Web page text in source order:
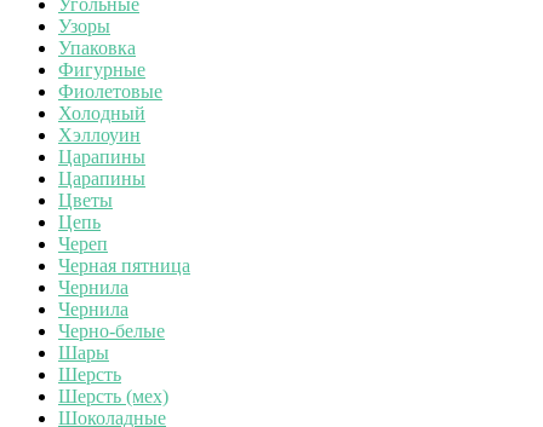
Узоры
Упаковка
Фигурные
Фиолетовые
Холодный
Хэллоуин
Царапины
Царапины
Цветы
Цепь
Череп
Черная пятница
Чернила
Чернила
Черно-белые
Шары
Шерсть
Шерсть (мех)
Шоколадные